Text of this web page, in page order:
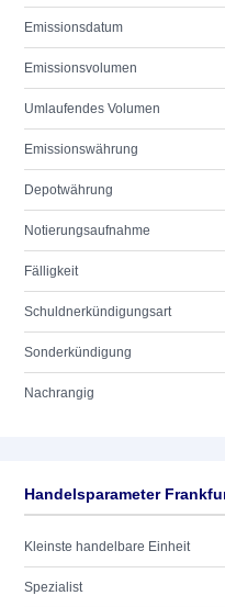
Emissionsdatum
Emissionsvolumen
Umlaufendes Volumen
Emissionswährung
Depotwährung
Notierungsaufnahme
Fälligkeit
Schuldnerkündigungsart
Sonderkündigung
Nachrangig
Handelsparameter
Kleinste handelbare Einheit
Spezialist